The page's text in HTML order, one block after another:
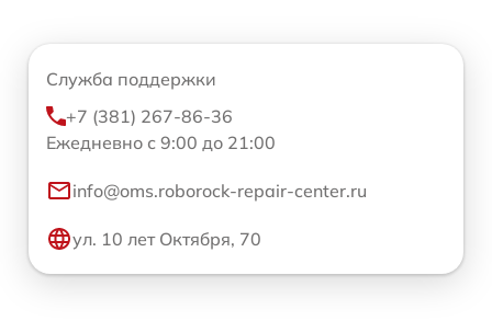
Служба поддержки
+7 (381) 267-86-36
Ежедневно с 9:00 до 21:00
info@oms.roborock-repair-center.ru
ул. 10 лет Октября, 70